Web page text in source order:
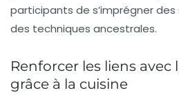
participants de s’imprégner
des techniques ancestrales.
Renforcer les liens
grâce à la cuisine